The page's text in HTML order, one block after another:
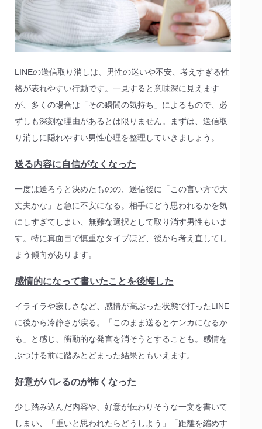
LINEの送信取り消しは、男性の迷いや不安、考えすぎる性
格が表れやすい行動です。一見すると意味深に見えます
が、多くの場合は「その瞬間の気持ち」によるもので、必
ずしも深刻な理由があるとは限りません。まずは、送信取
り消しに隠れやすい男性心理を整理していきましょう。
送る内容に自信がなくなった
一度は送ろうと決めたものの、送信後に「この言い方で大
丈夫かな」と急に不安になる。相手にどう思われるかを気
にしすぎてしまい、無難な選択として取り消す男性もいま
す。特に真面目で慎重なタイプほど、後から考え直してし
まう傾向があります。
感情的になって書いたことを後悔した
イライラや寂しさなど、感情が高ぶった状態で打ったLINE
に後から冷静さが戻る。「このまま送るとケンカになるか
も」と感じ、衝動的な発言を消そうとすることも。感情を
ぶつける前に踏みとどまった結果ともいえます。
好意がバレるのが怖くなった
少し踏み込んだ内容や、好意が伝わりそうな一文を書いて
しまい、「重いと思われたらどうしよう」「距離を縮めす